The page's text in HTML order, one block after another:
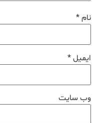
نام*
ایمیل*
وب‌ سایت